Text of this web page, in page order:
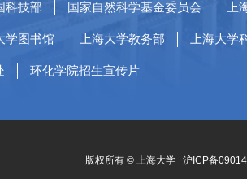
科技部 国家自然科学基金委员会 上
学图书馆 上海大学教务部 上海大学
环化学院招生宣传片
版权所有 © 上海大学 沪ICP备